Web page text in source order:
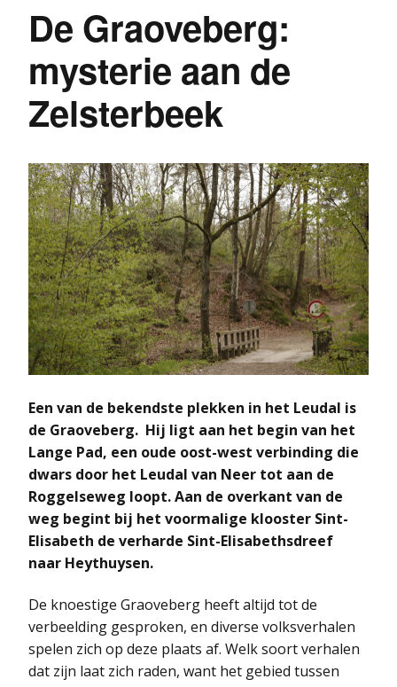
De Graoveberg:
mysterie aan de
Zelsterbeek
Een van de bekendste plekken in het Leudal is
de Graoveberg. Hij ligt aan het begin van het
Lange Pad, een oude oost-west verbinding die
dwars door het Leudal van Neer tot aan de
Roggelseweg loopt. Aan de overkant van de
weg begint bij het voormalige klooster Sint-
Elisabeth de verharde Sint-Elisabethsdreef
naar Heythuysen.
De knoestige Graoveberg heeft altijd tot de
verbeelding gesproken, en diverse volksverhalen
spelen zich op deze plaats af. Welk soort verhalen
dat zijn laat zich raden, want het gebied tussen